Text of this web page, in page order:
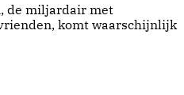
de miljardair met
komt waarschijnlijk